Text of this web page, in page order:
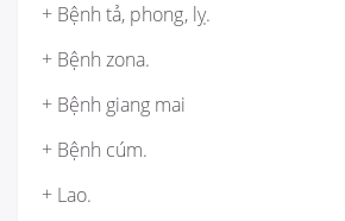
+ Bệnh tả, phong, lỵ.
+ Bệnh zona.
+ Bệnh giang mai
+ Bệnh cúm.
+ Lao.